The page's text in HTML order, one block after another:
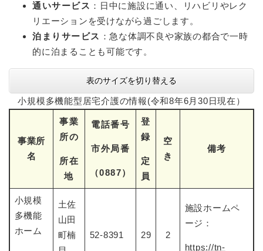
通いサービス ：日中に施設に通い、リハビリやレク
リエーションを受けながら過ごします。
泊まりサービス ：急な体調不良や家族の都合で一時
的に泊まることも可能です。
表のサイズを切り替える
小規模多機能型居宅介護の情報(令和8年6月30日現在）
事業所
名
事業
所の
所在
地
電話番号
市外局番
（0887）
登
録
定
員
空
き
備考
小規模
多機能
ホーム
土佐
山田
町楠
52-8391 29 2
施設ホームペ
ージ：
https://tn-